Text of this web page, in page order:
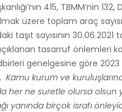
415, TBMM’nin 132,
üzere toplam araç
taşıt sayısının 30.06.2021
tasarruf önlemleri
genelgesine göre 2023
Kamu kurum ve
her ne suretle olursa olsun
yanında birçok israfı